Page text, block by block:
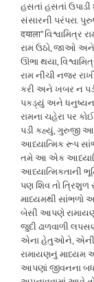
હસતાં હસતાં
સંસારની પરંપરા.
दयाला” વિશ્વામિત્ર
રામ ઉઠો, જાઓ અને
ઊભા થયા,
રામ નીચી નજર
કરી અને ખબર ન પડી
પકડ્યું અને ધનુષ્યના
રામના ચહેરા પર
પડી કહ્યું, ગુરુજી
આધ્યાત્મિક રૂપ
તમે આ એક
આધ્યાત્મિકતાની
પણ શિવ તો ત્રિશુળ
માધ્યમથી સાંભળો
બેસી આપણે
જુદી ઢાળવાળી
એના હેતુઓને, એની
રામાયણનું માધ્યમ
આપણાં જીવનના